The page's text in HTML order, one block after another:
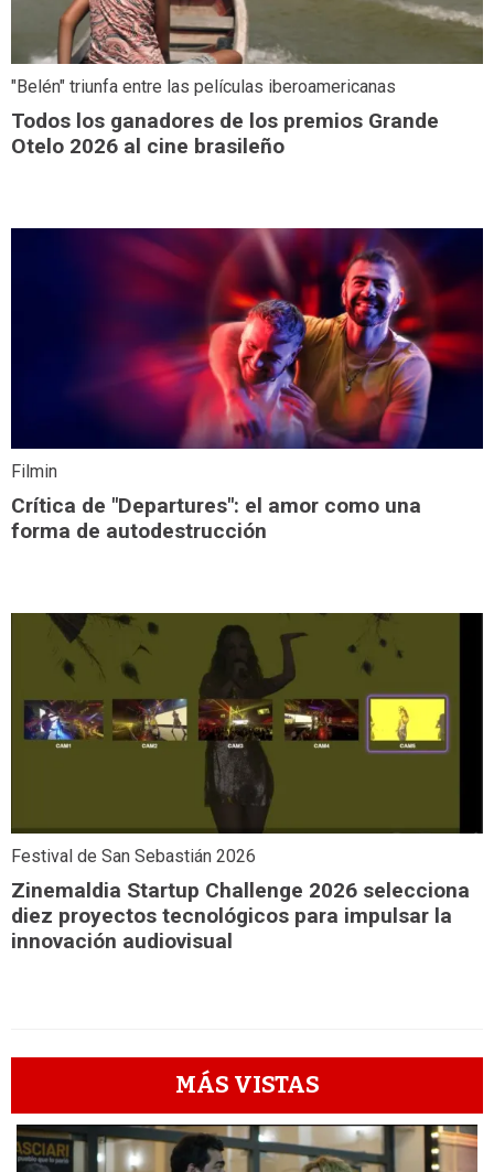
"Belén" triunfa entre las películas iberoamericanas
Todos los ganadores de los premios Grande
Otelo 2026 al cine brasileño
Filmin
Crítica de "Departures": el amor como una
forma de autodestrucción
Festival de San Sebastián 2026
Zinemaldia Startup Challenge 2026 selecciona
diez proyectos tecnológicos para impulsar la
innovación audiovisual
MÁS VISTAS
1